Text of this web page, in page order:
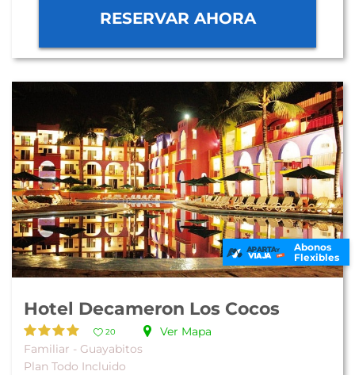
RESERVAR AHORA
Abonos
Flexibles
Hotel Decameron Los Cocos
20
Ver Mapa
Familiar - Guayabitos
Plan Todo Incluido